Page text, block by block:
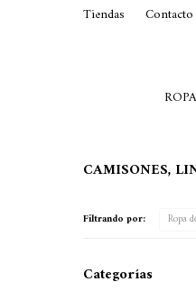
Tiendas Contacto
CAMISONES,
Filtrando por: Ropa
Categorías